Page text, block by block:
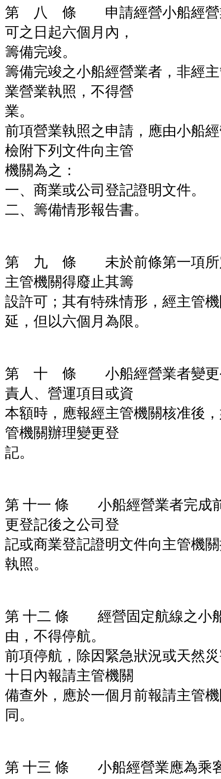
第 八 條 申請經營小船經營
可之日起六個月內，
籌備完竣。
籌備完竣之小船經營業者，非經
業營業執照，不得營
業。
前項營業執照之申請，應由小船
檢附下列文件向主管
機關為之：
一、商業或公司登記證明文件。
二、籌備情形報告書。
第 九 條 未於前條第一項所
主管機關得廢止其籌
設許可；其有特殊情形，經主管
延，但以六個月為限。
第 十 條 小船經營業者變更
責人、營運項目或資
本額時，應報經主管機關核准後
管機關辦理變更登
記。
第 十一 條 小船經營業者完成
更登記後之公司登
記或商業登記證明文件向主管機
執照。
第 十二 條 經營固定航線之小
由，不得停航。
前項停航，除因緊急狀況或天然
十日內報請主管機關
備查外，應於一個月前報請主管
同。
第 十三 條 小船經營業應為乘